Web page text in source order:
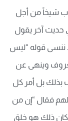
شيخاً من أجل
حديث آخر يقول
ننسى قوله “ليس
وينهى عن
بذلك بل أمر كل
فقال “إن من
وكان ذلك هو خلق